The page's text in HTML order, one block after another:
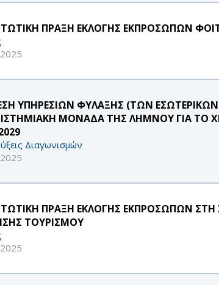
ΠΡΑΞΗ ΕΚΛΟΓΗΣ ΕΚΠΡΟΣΩΠΩΝ
ΥΠΗΡΕΣΙΩΝ ΦΥΛΑΞΗΣ (ΤΩΝ
ΜΟΝΑΔΑ ΤΗΣ ΛΗΜΝΟΥ ΓΙΑ ΤΟ
Διαγωνισμών
ΠΡΑΞΗ ΕΚΛΟΓΗΣ ΕΚΠΡΟΣΩΠΩΝ
ΤΟΥΡΙΣΜΟΥ